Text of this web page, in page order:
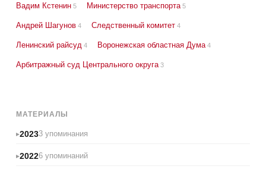
Вадим Кстенин 5 Министерство транспорта 5
Андрей Шагунов 4 Следственный комитет 4
Ленинский райсуд 4 Воронежская областная Дума 4
Арбитражный суд Центрального округа 3
МАТЕРИАЛЫ
20233 упоминания
20226 упоминаний